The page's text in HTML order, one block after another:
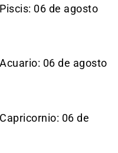
06 de agosto
06 de agosto
06 de